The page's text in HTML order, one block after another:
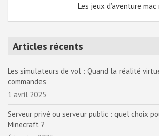
Les jeux d’aventure
Articles récents
Les simulateurs de vol : Quand la réalité
commandes
1 avril 2025
Serveur privé ou serveur public : quel choix
Minecraft ?